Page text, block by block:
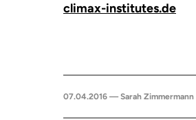
climax-institutes.de
07.04.2016 — Sarah Zimmermann